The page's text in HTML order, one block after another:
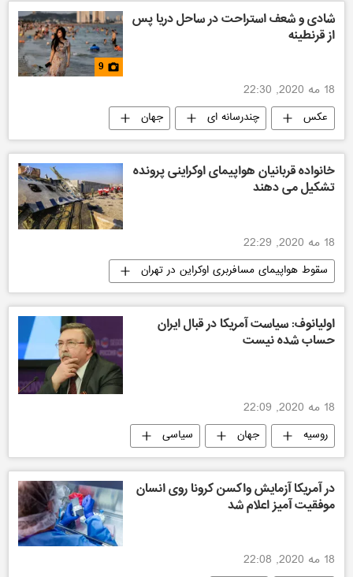
شادی و شعف استراحت در ساحل دریا پس
از قرنطینه
9
18 مه 2020, 22:30
عکس چندرسانه ای جهان
خانواده قربانیان هواپیمای اوکراینی پرونده
تشکیل می دهند
18 مه 2020, 22:29
سقوط هواپیمای مسافربری اوکراین در تهران
ایران
اولیانوف: سیاست آمریکا در قبال ایران
حساب شده نیست
18 مه 2020, 22:09
روسیه جهان سیاسی
در آمریکا آزمایش واکسن کرونا روی انسان
موفقیت آمیز اعلام شد
18 مه 2020, 22:08